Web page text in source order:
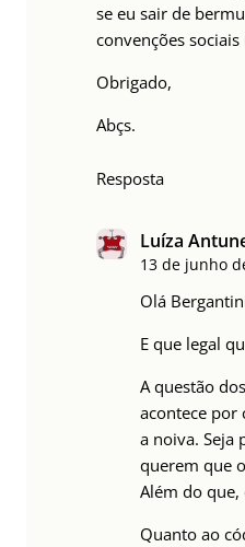
se eu sair de
convenções
Obrigado,
Abçs.
Resposta
Luíza
13 de junho
Olá
E que legal
A questão
acontece por
a noiva. Seja
querem que
Além do
Quanto ao